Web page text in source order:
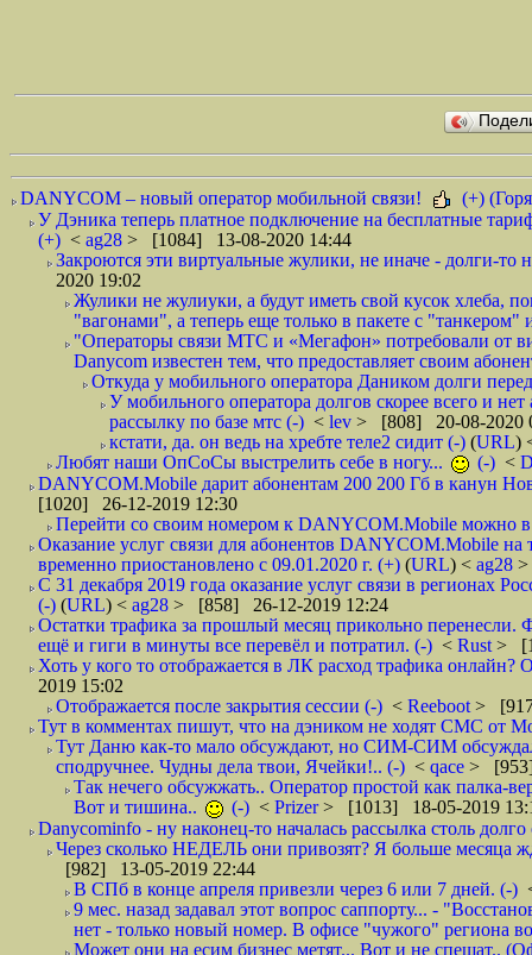
DANYCOM – новый оператор мобильной связи!
(+)
У Дэника теперь платное подключение на бесплатные
(+) < ag28 > [1084] 13-08-2020 14:44
Закроются эти виртуальные жулики, не иначе - долги-то
2020 19:02
Жулики не жулиуки, а будут иметь свой кусок хлеба,
"вагонами", а теперь еще только в пакете с
"Операторы связи МТС и «Мегафон» потребовали от
Danycom известен тем, что предоставляет своим
Откуда у мобильного оператора Даником долги
У мобильного оператора долгов скорее всего и
рассылку по базе мтс (-) < lev > [808] 20-08-2020
кстати, да. он ведь на хребте теле2 сидит (-) (URL)
Любят наши ОпСоСы выстрелить себе в ногу...
(-) <
DANYCOM.Mobile дарит абонентам 200 200 Гб в канун
[1020] 26-12-2019 12:30
Перейти со своим номером к DANYCOM.Mobile можно в
Оказание услуг связи для абонентов DANYCOM.Mobile
временно приостановлено с 09.01.2020 г. (+) (URL) < ag28 >
С 31 декабря 2019 года оказание услуг связи в регионах
(-) (URL) < ag28 > [858] 26-12-2019 12:24
Остатки трафика за прошлый месяц прикольно
ещё и гиги в минуты все перевёл и потратил. (-) < Rust >
Хоть у кого то отображается в ЛК расход трафика
2019 15:02
Отображается после закрытия сессии (-) < Reeboot >
Тут в комментах пишут, что на дэником не ходят СМС от
Тут Даню как-то мало обсуждают, но СИМ-СИМ
сподручнее. Чудны дела твои, Ячейки!.. (-) < qace > [953]
Так нечего обсужжать.. Оператор простой как палка-
Вот и тишина..
(-) < Prizer> [1013] 18-05-2019
Danycominfo - ну наконец-то началась рассылка столь
Через сколько НЕДЕЛЬ они привозят? Я больше месяца
[982] 13-05-2019 22:44
В СПб в конце апреля привезли через 6 или 7 дней. (-)
9 мес. назад задавал этот вопрос саппорту... -
нет - только новый номер. В офисе "чужого" региона
Может они на есим бизнес метят... Вот и не спешат..